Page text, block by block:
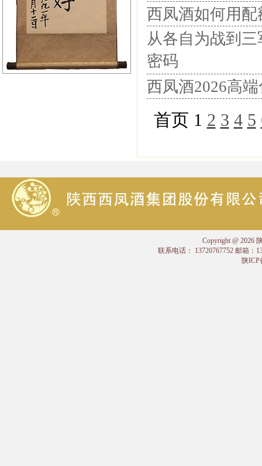
西凤酒如何用
从各自为战到
密码
西凤酒2026高
首页 1 2 3 4 5
Copyright @ 2026
联系电话： 13720767752 邮箱：
陕ICP